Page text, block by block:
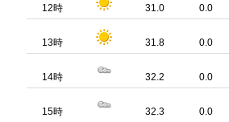
12時 31.0 0.0
13時 31.8 0.0
14時 32.2 0.0
15時 32.3 0.0